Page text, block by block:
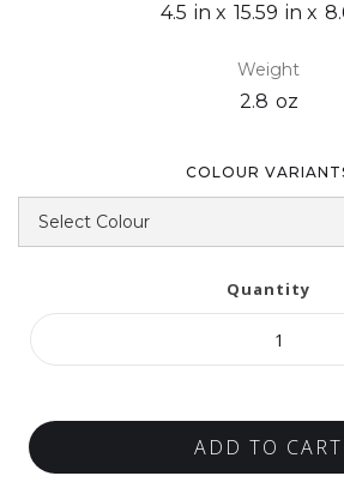
4.5 in x 15.59 in x
Weight
2.8 oz
COLOUR
Quantity